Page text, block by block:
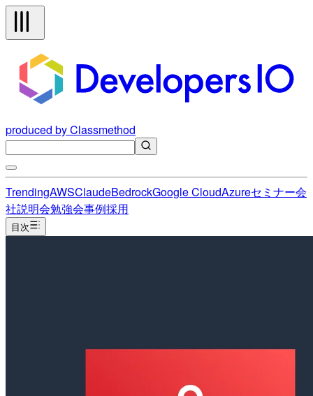
produced by Classmethod
TrendingAWSClaudeBedrockGoogle CloudAzureセミナー会
社説明会勉強会事例採用
目次